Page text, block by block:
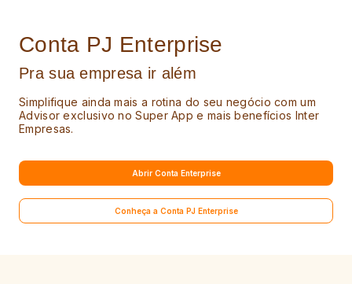
Conta PJ Enterprise
Pra sua empresa ir além
Simplifique ainda mais a rotina do seu negócio com um
Advisor exclusivo no Super App e mais benefícios Inter
Empresas.
Abrir Conta Enterprise
Conheça a Conta PJ Enterprise